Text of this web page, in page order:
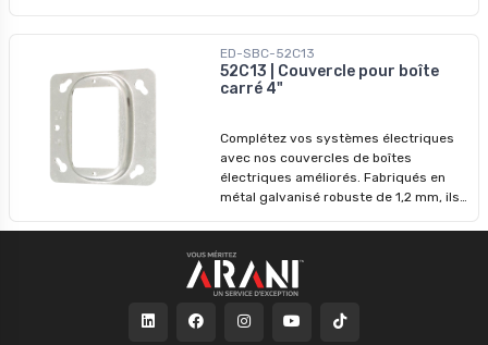
ED-SBC-52C13
52C13 | Couvercle pour boîte
carré 4"
Complétez vos systèmes électriques
avec nos couvercles de boîtes
électriques améliorés. Fabriqués en
métal galvanisé robuste de 1,2 mm, ils
durables et une protection accrue.
Volume : 3,6 po cu = 58,99 ml